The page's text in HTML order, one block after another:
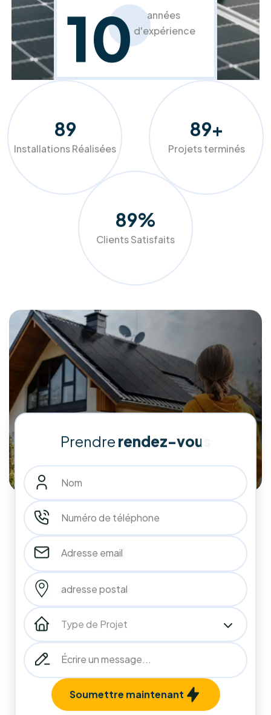
confort.
En savoir plus
À propos de RM Solutions Group
Votre partenaire expert pour une
transition énergétique réussie et
Chez RM Solutions Group, nous ne nous contentons pas
d'installer des équipements, nous optimisons votre
confort. Grâce à nos audits précis et nos solutions sur
mesure (panneaux photovoltaïques, pompes à chaleur,
isolation), nous aidons les ménages et entreprises belges à
Faites le choix de la qualité et de l'accompagnement de A à
Z pour un avenir plus vert et plus économique.
Demander mon audit gratuit
10d'expérience